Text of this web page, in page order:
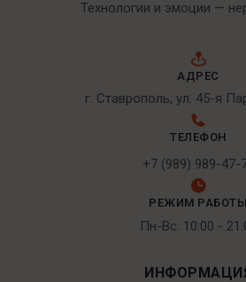
Технологии и эмоции —
АДРЕС
г. Ставрополь, ул. 45-я
ТЕЛЕФОН
+7 (989) 989-47-
РЕЖИМ РАБОТЫ
Пн-Вс: 10:00 -